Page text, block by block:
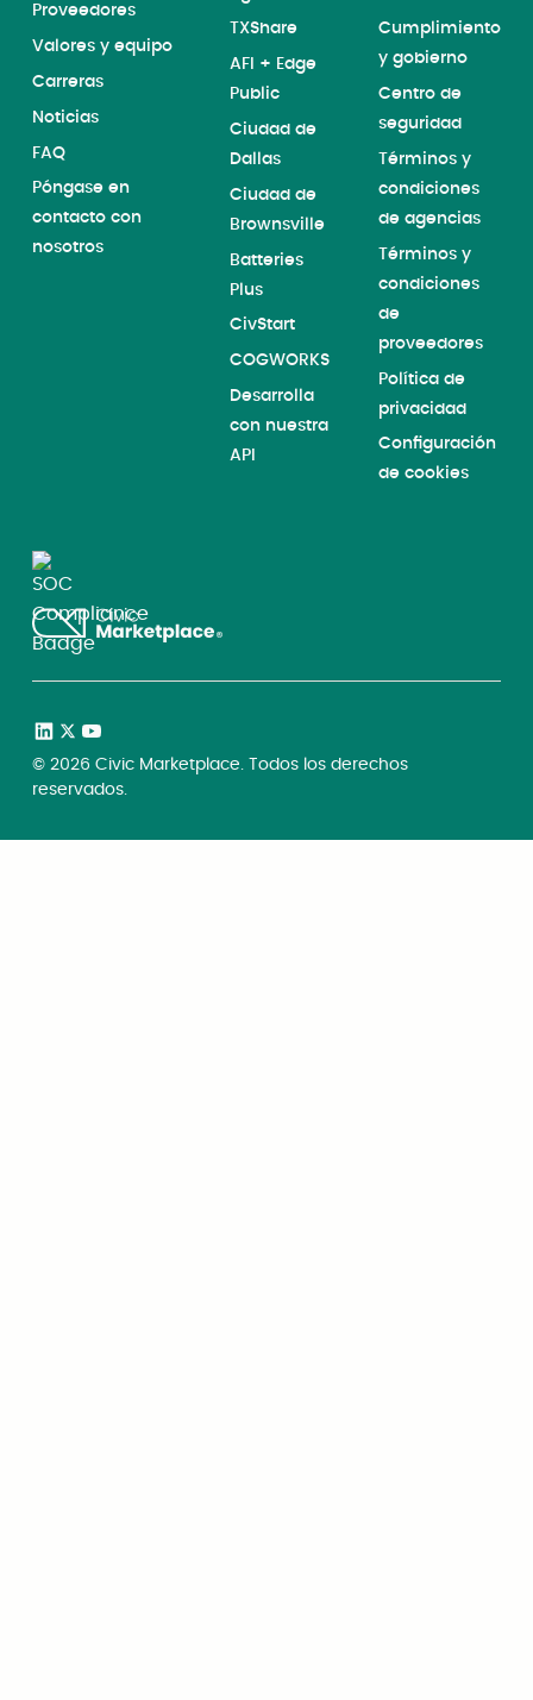
Proveedores
Valores y equipo
Carreras
Noticias
FAQ
Póngase en
contacto con
nosotros
TXShare
AFI + Edge
Public
Ciudad de
Dallas
Ciudad de
Brownsville
Batteries
Plus
CivStart
COGWORKS
Desarrolla
con nuestra
API
Cumplimiento
y gobierno
Centro de
seguridad
Términos y
condiciones
de agencias
Términos y
condiciones
de
proveedores
Política de
privacidad
Configuración
de cookies
© 2026 Civic Marketplace. Todos los derechos
reservados.